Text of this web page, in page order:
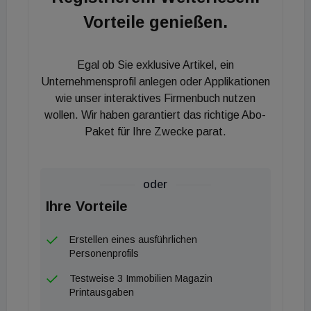
für die Zukunft beschreibt er so: "Ich möchte unser
Mitarbeitern auf zukunftsträchtige Beine stellen.
Das bedeutet erhöhten Mehrwert für unsere
Kunden sowie bestmögliche Entwicklung von
komplexen und vielfältigen Projekten. Unsere hohen
Ansprüche an Qualität, Effizienz und Nachhaltigkeit
Vorteile genießen.
Egal ob Sie exklusive Artikel, ein
Unternehmensprofil anlegen oder Applikationen
wie unser interaktives Firmenbuch nutzen
wollen. Wir haben garantiert das richtige Abo-
Paket für Ihre Zwecke parat.
oder
Ihre Vorteile
Erstellen eines ausführlichen
Personenprofils
Testweise 3 Immobilien Magazin
Printausgaben